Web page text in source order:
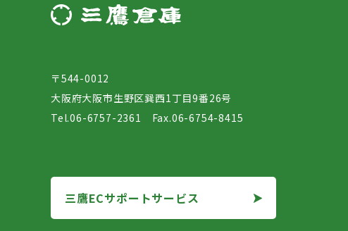
〒544-0012
大阪府大阪市生野区巽西1丁目9番26号
Tel.06-6757-2361 Fax.06-6754-8415
三鷹ECサポートサービス